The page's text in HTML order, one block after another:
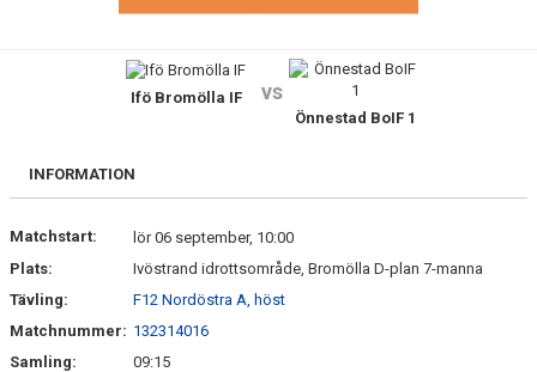
DOKUMENT
Ifö Bromölla IF vs
Önnestad BoIF 1
INFORMATION
Matchstart:
lör 06 september, 10:00
Plats:
Ivöstrand idrottsområde, Bromölla D-plan 7-manna
Tävling:
F12 Nordöstra A, höst
Matchnummer: 132314016
Samling:
09:15